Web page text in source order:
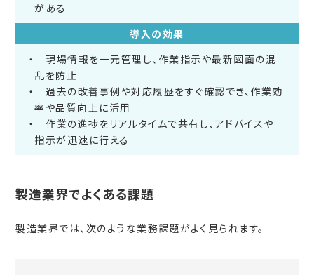
がある
導入の効果
現場情報を一元管理し、作業指示や最新図面の混
乱を防止
過去の改善事例や対応履歴をすぐ確認でき、作業効
率や品質向上に活用
作業の進捗をリアルタイムで共有し、アドバイスや
指示が迅速に行える
製造業界でよくある課題
製造業界では、次のような業務課題がよく見られます。